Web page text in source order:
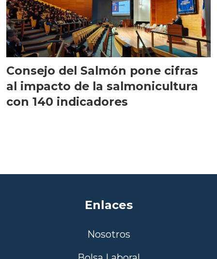
Consejo del Salmón pone cifras
al impacto de la salmonicultura
con 140 indicadores
Enlaces
Nosotros